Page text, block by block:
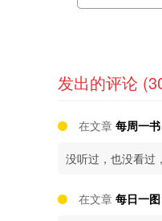
发出的评论
在文章 每周一
没听过，也没看过
在文章 每日一